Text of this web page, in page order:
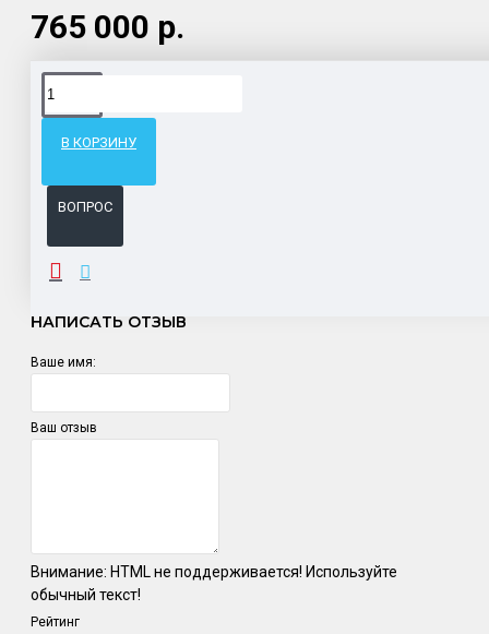
765 000 р.
В КОРЗИНУ
ВОПРОС
Доставка товара по всему Таможенному союзу.
ОТЗЫВЫ
НАПИСАТЬ ОТЗЫВ
Ваше имя:
Ваш отзыв
Внимание: HTML не поддерживается! Используйте
обычный текст!
Рейтинг